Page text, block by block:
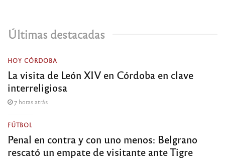
Últimas destacadas
HOY CÓRDOBA
La visita de León XIV en Córdoba en clave
interreligiosa
7 horas atrás
FÚTBOL
Penal en contra y con uno menos: Belgrano
rescató un empate de visitante ante Tigre